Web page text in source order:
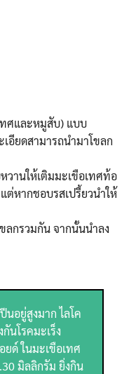
ศและหมูสับ) แบบ
อียดสามารถนำมาโขลก
วานให้เติมมะเขือเทศท้อ
ต่หากชอบรสเปรี้ยวนำให้
ลกรวมกัน จากนั้นนำลง
นอยู่สูงมาก ไลโค
นโรคมะเร็ง
ยด์ ในมะเขือเทศ
มิลลิกรัม ยิ่งกิน